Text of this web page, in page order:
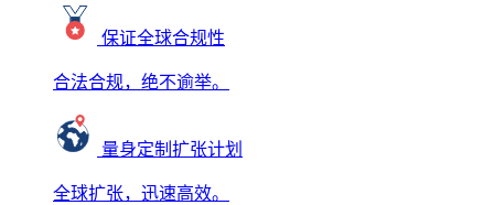
保证全球合规性
合法合规，绝不逾举。
量身定制扩张计划
全球扩张，迅速高效。